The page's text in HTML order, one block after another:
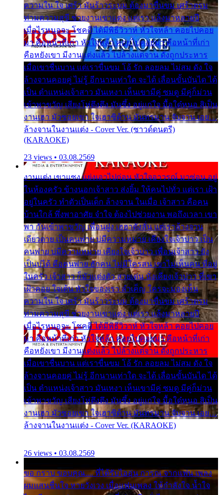
ความใน ใจ เศร้า มันร้าวระบม ต้องมาขื่นขม เศร้าตรม
ท่ามความสุขี ช่วยงานเขาแต่ง แต่เรา แล้งมาหลายปี
เมื่อไรหนอจะ โชคดี ได้มีพิธีวิวาห์ หัวใจหล้า คอยไปคอย
มา คือหน้าที่เก่า หัวใจหล้า คอยไปคอยมา คือหน้าที่เก่า
คือหยังเขา มีงานแต่งแล้ว ไปล้างแต่จาน ดั่งถูกประหาร
เมื่อเขาชื่นบาน แต่เราขื่นขม โอ้ รัก ลอยลม ไม่สม ดัง ใจ
ล้างจานคอยคู่ ไม่รู้ อีกนานเท่าใด จะได้ เลื่อนขั้นบันได ได้
เป็น ตำแหน่งเจ้าสาว มันเหงา เห็นเขามีคู่ ซมดู มีคู่ก็ม่วน
เข้าพาขวัญ เสียงโห่ตึงตึง มันซึ้ง อยู่แก่ใจ มื้อใด๋หนอ สิเป็น
งานเฮา มัวซอยเขา ใจเฮาซิด้าน มันทรมาน จับจาน เอย…
ล้างจานในงานแต่ง - Cover Ver. (ซาวด์ดนตรี)
(KARAOKE)
23 views • 03.08.2569
งานแต่ง เขาแซง แย่งเอาไปก่อน หัวใจอาวรณ์ มาซ่อน อยู่
ในห้องครัว ข้างนอกเจ้าสาว ส่งยิ้ม ให้คนไปทั่ว แต่เรา เฝ้า
อยู่ในครัว ทำตัวเป็นเด็ก ล้างจาน ในเมื่อ เจ้าสาว คือคน
บ้านใกล้ พึ่งพาอาศัย จำใจ ต้องไปช่วยงาน พอถึงเวลา เขา
พา กันเข้าพาขวัญ เพื่อนฝูง เฮฮาดังลั่น แต่เราล้างจาน
เดียวดาย เป็นคนพ่าย บ่มีความหมาย เคียงใจเจ้าบ่าว เป็น
คนพ่าย บ่มีความหมาย เคียงใจเจ้าบ่าว เพื่อนเจ้าสาว ยัง
เป็นบ่ได้ คือคนพ่าย ฮักคน ไม่มีใครสน เขาไม่เห็นคน ที่อยู่
ในครัว เจ้าสาว ก็มัวแต่งตัว สวยเด่น นั่งเคียงเจ้าบ่าว ที่เขา
เฝ้าคอย ใจเต้น หัวใจของเรา ลำเค็ญ ใครจะมองเห็น
ความใน ใจ เศร้า มันร้าวระบม ต้องมาขื่นขม เศร้าตรม
ท่ามความสุขี ช่วยงานเขาแต่ง แต่เรา แล้งมาหลายปี
เมื่อไรหนอจะ โชคดี ได้มีพิธีวิวาห์ หัวใจหล้า คอยไปคอย
มา คือหน้าที่เก่า หัวใจหล้า คอยไปคอยมา คือหน้าที่เก่า
คือหยังเขา มีงานแต่งแล้ว ไปล้างแต่จาน ดั่งถูกประหาร
เมื่อเขาชื่นบาน แต่เราขื่นขม โอ้ รัก ลอยลม ไม่สม ดัง ใจ
ล้างจานคอยคู่ ไม่รู้ อีกนานเท่าใด จะได้ เลื่อนขั้นบันได ได้
เป็น ตำแหน่งเจ้าสาว มันเหงา เห็นเขามีคู่ ซมดู มีคู่ก็ม่วน
เข้าพาขวัญ เสียงโห่ตึงตึง มันซึ้ง อยู่แก่ใจ มื้อใด๋หนอ สิเป็น
งานเฮา มัวซอยเขา ใจเฮาซิด้าน มันทรมาน จับจาน เอย…
ล้างจานในงานแต่ง - Cover Ver. (KARAOKE)
26 views • 03.08.2569
ขอ กราบ ขอบคุณ.... ที่ได้รับไออุ่น การุณ จากแฟน เพลง
ผมแสนชื่นใจ หายวังเวง เมื่อแฟนเพลง ให้กำลังใจ น้ำใจ